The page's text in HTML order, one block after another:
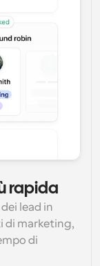
rapida
lead in
di marketing,
di